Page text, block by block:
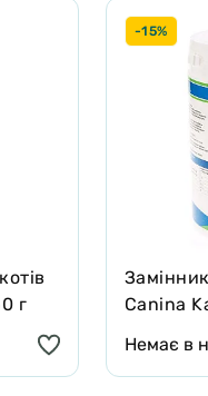
г
-15%
Canina
Немає в